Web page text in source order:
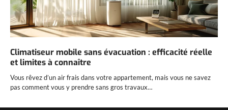
Climatiseur mobile sans évacuation : efficacité réelle
et limites à connaître
Vous rêvez d’un air frais dans votre appartement, mais vous ne savez
pas comment vous y prendre sans gros travaux…